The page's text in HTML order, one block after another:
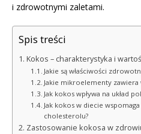
i zdrowotnymi zaletami.
Spis treści
Kokos – charakterystyka i
Jakie są właściwości
Jakie mikroelementy
Jak kokos wpływa na układ
Jak kokos w diecie
cholesterolu?
Zastosowanie kokosa w